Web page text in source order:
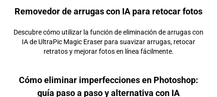
Removedor de arrugas con IA para retocar fotos
Descubre cómo utilizar la función de eliminación de arrugas con
IA de UltraPic Magic Eraser para suavizar arrugas, retocar
retratos y mejorar fotos en línea fácilmente.
Cómo eliminar imperfecciones en Photoshop:
guía paso a paso y alternativa con IA